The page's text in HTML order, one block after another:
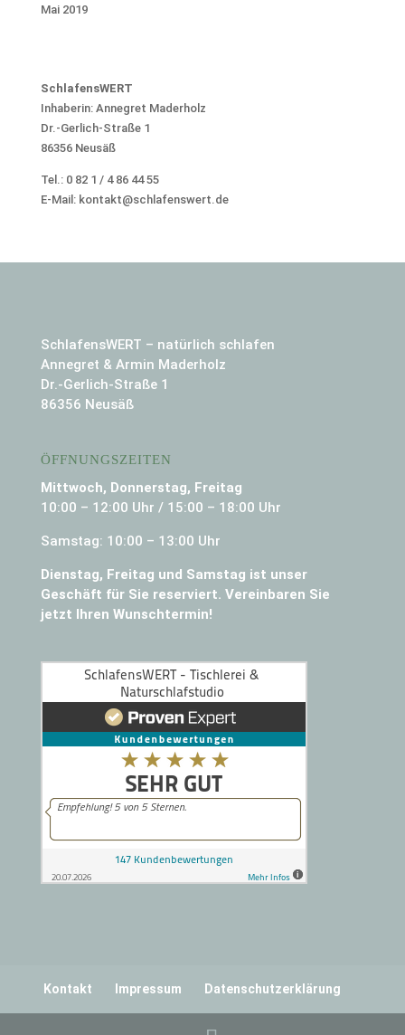
Mai 2019
SchlafensWERT
Inhaberin: Annegret Maderholz
Dr.-Gerlich-Straße 1
86356 Neusäß
Tel.: 0 82 1 / 4 86 44 55
E-Mail: kontakt@schlafenswert.de
SchlafensWERT – natürlich schlafen
Annegret & Armin Maderholz
Dr.-Gerlich-Straße 1
86356 Neusäß
ÖFFNUNGSZEITEN
Mittwoch, Donnerstag, Freitag
10:00 – 12:00 Uhr / 15:00 – 18:00 Uhr
Samstag: 10:00 – 13:00 Uhr
Dienstag, Freitag und Samstag ist unser
Geschäft für Sie reserviert. Vereinbaren Sie
jetzt Ihren Wunschtermin!
Kontakt Impressum Datenschutzerklärung